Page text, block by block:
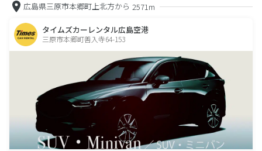
広島県三原市本郷町上北方から 2571m
タイムズカーレンタル広島空港
三原市本郷町善入寺64-153